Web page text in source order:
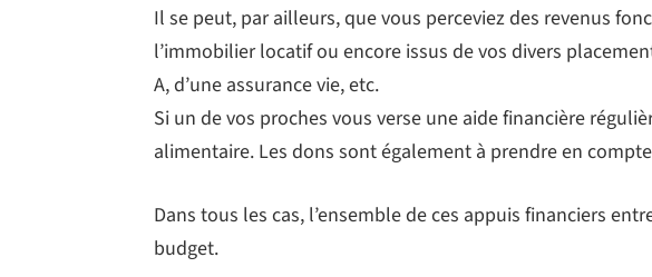
Il se peut, par ailleurs, que vous perceviez des revenus
l’immobilier locatif ou encore issus de vos divers
A, d’une assurance vie, etc.
Si un de vos proches vous verse une aide financière
alimentaire. Les dons sont également à prendre en
Dans tous les cas, l’ensemble de ces appuis financiers
budget.